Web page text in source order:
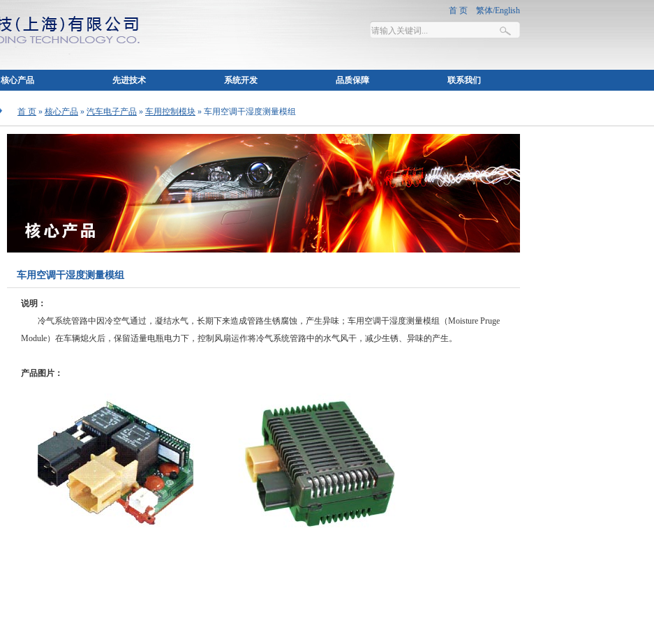
核心产品 先进技术 系统开发 品质保障 联系我们
首 页 » 核心产品 » 汽车电子产品 » 车用控制模块 » 车用空调干湿度测量模组
车用空调干湿度测量模组
说明：
冷气系统管路中因冷空气通过，凝结水气，长期下来造成管路生锈腐蚀，产生异味；车用空调干湿度测量模组（Moisture Pruge
Module）在车辆熄火后，保留适量电瓶电力下，控制风扇运作将冷气系统管路中的水气风干，减少生锈、异味的产生。
产品图片：